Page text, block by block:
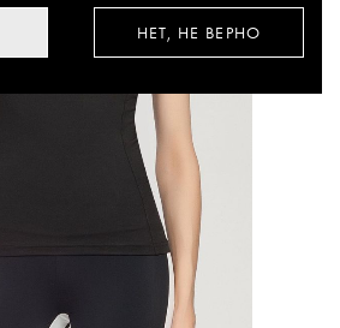
НЕТ, НЕ ВЕРНО